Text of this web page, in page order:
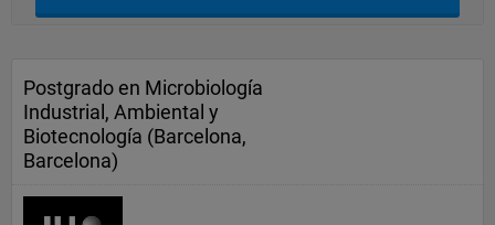
Postgrado en Microbiología
Industrial, Ambiental y
Biotecnología (Barcelona,
Barcelona)